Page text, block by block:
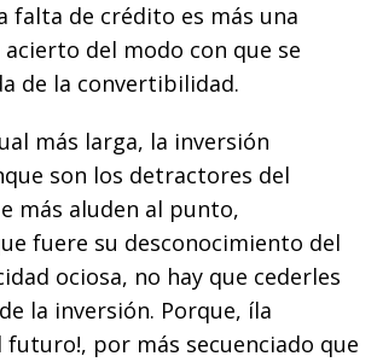
falta de crédito es más una
del modo con que se
de la convertibilidad.
más larga, la inversión
son los detractores del
más aluden al punto,
fuere su desconocimiento del
ociosa, no hay que cederles
la inversión. Porque, íla
futuro!, por más secuenciado que